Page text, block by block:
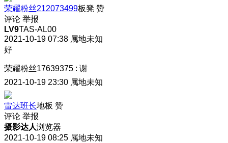
荣耀粉丝212073499板凳 赞
评论 举报
LV9TAS-AL00
2021-10-19 07:38 属地未知
好
荣耀粉丝17639375 : 谢
2021-10-19 23:30 属地未知
雷达班长地板 赞
评论 举报
摄影达人浏览器
2021-10-19 08:25 属地未知